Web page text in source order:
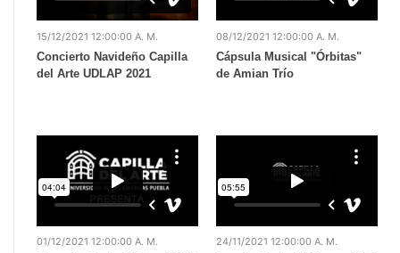
15/12/2021 12:00:00 A. M.
Concierto Navideño Capilla
del Arte UDLAP 2021
08/12/2021 12:00:00 A. M.
Cápsula Musical "Órbitas"
de Amian Trío
01/12/2021 12:00:00 A. M. 24/11/2021 12:00:00 A. M.